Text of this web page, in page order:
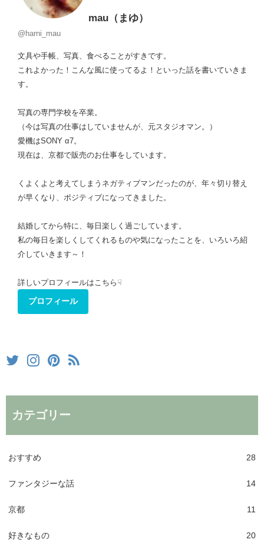
mau（まゆ）
@harni_mau
文具や手帳、写真、食べることがすきです。
これよかった！こんな風に使ってるよ！といった話を書いていきま
す。
写真の専門学校を卒業。
（今は写真の仕事はしていませんが、元スタジオマン。）
愛機はSONY α7。
現在は、京都で販売のお仕事をしています。
くよくよと考えてしまうネガティブマンだったのが、年々切り替え
が早くなり、ポジティブになってきました。
結婚してから特に、毎日楽しく過ごしています。
私の毎日を楽しくしてくれるものや気になったことを、いろいろ紹
介していきます～！
詳しいプロフィールはこちら☟
プロフィール
カテゴリー
おすすめ 28
ファンタジーな話 14
京都 11
好きなもの 20